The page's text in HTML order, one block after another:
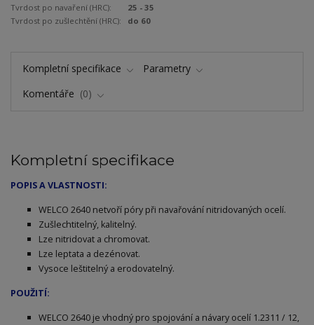
Tvrdost po navaření (HRC):
25 - 35
Tvrdost po zušlechtění (HRC):
do 60
Kompletní specifikace
Parametry
Komentáře
0
Kompletní specifikace
POPIS A VLASTNOSTI:
WELCO 2640 netvoří póry při navařování nitridovaných ocelí.
Zušlechtitelný, kalitelný.
Lze nitridovat a chromovat.
Lze leptata a dezénovat.
Vysoce leštitelný a erodovatelný.
POUŽITÍ:
WELCO 2640 je vhodný pro spojování a návary ocelí 1.2311 / 12,